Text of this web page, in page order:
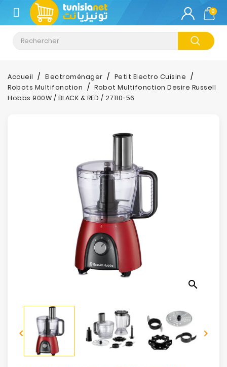
CATÉGORIE
Climatisation
Informatique
Téléphonie
Sécurité
Mobilités
Loisirs
0
Accueil Electroménager
Petit Electro Cuisine
Robots Multifonction
Robot Multifonction Desire Russell
Hobbs 900W / BLACK & RED / 27110-56
search
 